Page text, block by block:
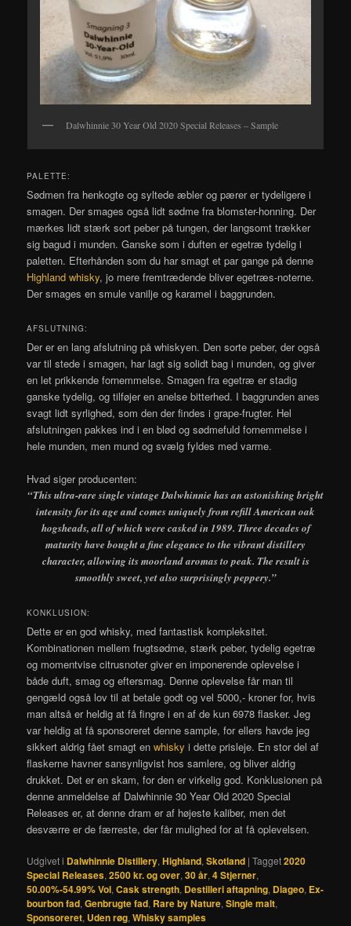
Dalwhinnie 30 Year Old 2020 Special Releases – Sample
PALETTE:
Sødmen fra henkogte og syltede æbler og pærer er tydeligere i
smagen. Der smages også lidt sødme fra blomster-honning. Der
mærkes lidt stærk sort peber på tungen, der langsomt trækker
sig bagud i munden. Ganske som i duften er egetræ tydelig i
paletten. Efterhånden som du har smagt et par gange på denne
Highland whisky, jo mere fremtrædende bliver egetræs-noterne.
Der smages en smule vanilje og karamel i baggrunden.
AFSLUTNING:
Der er en lang afslutning på whiskyen. Den sorte peber, der også
var til stede i smagen, har lagt sig solidt bag i munden, og giver
en let prikkende fornemmelse. Smagen fra egetræ er stadig
ganske tydelig, og tilføjer en anelse bitterhed. I baggrunden anes
svagt lidt syrlighed, som den der findes i grape-frugter. Hel
afslutningen pakkes ind i en blød og sødmefuld fornemmelse i
hele munden, men mund og svælg fyldes med varme.
Hvad siger producenten:
“This ultra-rare single vintage Dalwhinnie has an astonishing bright
intensity for its age and comes uniquely from refill American oak
hogsheads, all of which were casked in 1989. Three decades of
maturity have bought a fine elegance to the vibrant distillery
character, allowing its moorland aromas to peak. The result is
smoothly sweet, yet also surprisingly peppery.”
KONKLUSION:
Dette er en god whisky, med fantastisk kompleksitet.
Kombinationen mellem frugtsødme, stærk peber, tydelig egetræ
og momentvise citrusnoter giver en imponerende oplevelse i
både duft, smag og eftersmag. Denne oplevelse får man til
gengæld også lov til at betale godt og vel 5000,- kroner for, hvis
man altså er heldig at få fingre i en af de kun 6978 flasker. Jeg
var heldig at få sponsoreret denne sample, for ellers havde jeg
sikkert aldrig fået smagt enwhisky i dette prisleje. En stor del af
flaskerne havner sansynligvist hos samlere, og bliver aldrig
drukket. Det er en skam, for den er virkelig god. Konklusionen på
denne anmeldelse af Dalwhinnie 30 Year Old 2020 Special
Releases er, at denne dram er af højeste kaliber, men det
desværre er de færreste, der får mulighed for at få oplevelsen.
Udgivet i Dalwhinnie Distillery,Highland,Skotland |Tagget2020
Special Releases,2500 kr. og over,30 år,4 Stjerner,
50.00%-54.99% Vol,Cask strength, Destilleri aftapning, Diageo, Ex-
bourbon fad,Genbrugte fad, Rare by Nature,Single malt,
Sponsoreret, Uden røg,Whisky samples